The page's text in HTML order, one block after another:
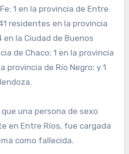
1 en la provincia de Entre
residentes en la provincia
en la Ciudad de Buenos
de Chaco; 1 en la provincia
provincia de Río Negro; y 1
una persona de sexo
en Entre Ríos, fue cargada
como fallecida.